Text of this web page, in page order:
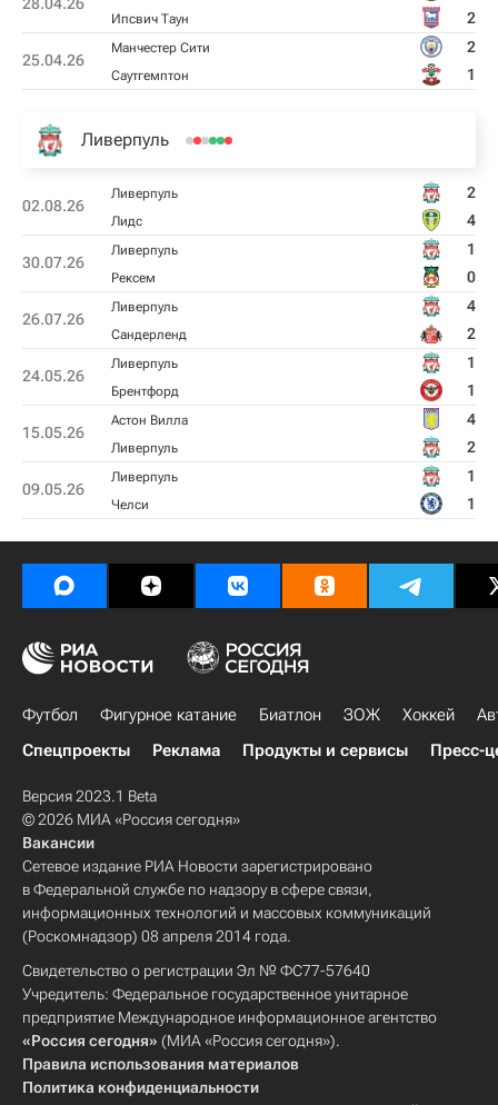
Ипсвич Таун 2
25.04.26
Манчестер Сити 2
Саутгемптон 1
Ливерпуль
02.08.26
Ливерпуль 2
Лидс 4
30.07.26
Ливерпуль 1
Рексем 0
26.07.26
Ливерпуль 4
Сандерленд 2
24.05.26
Ливерпуль 1
Брентфорд 1
15.05.26
Астон Вилла 4
Ливерпуль 2
09.05.26
Ливерпуль 1
Челси 1
Футбол Фигурное катание Биатлон ЗОЖ Хоккей
Спецпроекты
Реклама Продукты и сервисы Пресс-
Версия 2023.1 Beta
© 2026 МИА «Россия сегодня»
Вакансии
Сетевое издание РИА Новости зарегистрировано
в Федеральной службе по надзору в сфере связи,
информационных технологий и массовых коммуникаций
(Роскомнадзор) 08 апреля 2014 года.
Свидетельство о регистрации Эл № ФС77-57640
Учредитель: Федеральное государственное унитарное
предприятие Международное информационное агентство
«Россия сегодня» (МИА «Россия сегодня»).
Правила использования материалов
Политика конфиденциальности